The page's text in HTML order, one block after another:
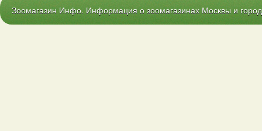
Зоомагазин Инфо. Информация о зоомагазинах Москвы и